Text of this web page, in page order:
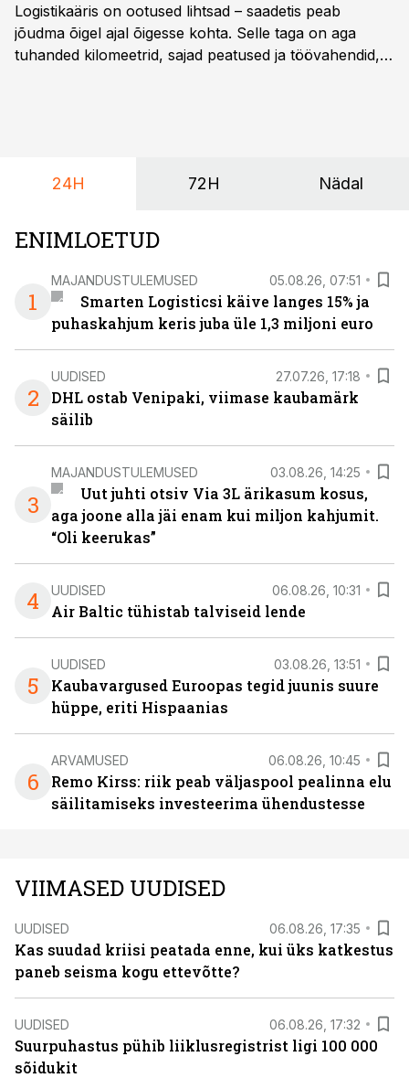
Logistikaäris on ootused lihtsad – saadetis peab
jõudma õigel ajal õigesse kohta. Selle taga on aga
tuhanded kilomeetrid, sajad peatused ja töövahendid,
24H 72H Nädal
ENIMLOETUD
1
MAJANDUSTULEMUSED 05.08.26, 07:51
Smarten Logisticsi käive langes 15% ja
puhaskahjum keris juba üle 1,3 miljoni euro
2
UUDISED 27.07.26, 17:18
DHL ostab Venipaki, viimase kaubamärk
säilib
3
MAJANDUSTULEMUSED 03.08.26, 14:25
Uut juhti otsiv Via 3L ärikasum kosus,
aga joone alla jäi enam kui miljon kahjumit.
“Oli keerukas”
4 UUDISED 06.08.26, 10:31
Air Baltic tühistab talviseid lende
5
UUDISED 03.08.26, 13:51
Kaubavargused Euroopas tegid juunis suure
hüppe, eriti Hispaanias
6
ARVAMUSED 06.08.26, 10:45
Remo Kirss: riik peab väljaspool pealinna elu
säilitamiseks investeerima ühendustesse
VIIMASED UUDISED
UUDISED 06.08.26, 17:35
Kas suudad kriisi peatada enne, kui üks katkestus
paneb seisma kogu ettevõtte?
UUDISED 06.08.26, 17:32
Suurpuhastus pühib liiklusregistrist ligi 100 000
sõidukit